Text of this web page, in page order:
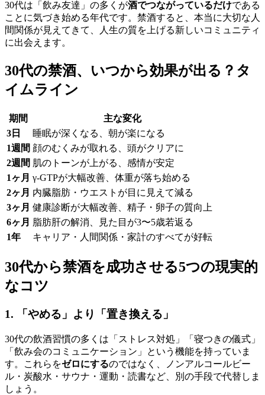
30代は「飲み友達」の多くが酒でつながっているだけである
ことに気づき始める年代です。禁酒すると、本当に大切な人
間関係が見えてきて、人生の質を上げる新しいコミュニティ
に出会えます。
30代の禁酒、いつから効果が出る？タ
イムライン
期間
主な変化
3日
睡眠が深くなる、朝が楽になる
1週間 顔のむくみが取れる、頭がクリアに
2週間 肌のトーンが上がる、感情が安定
1ヶ月 γ-GTPが大幅改善、体重が落ち始める
2ヶ月 内臓脂肪・ウエストが目に見えて減る
3ヶ月 健康診断が大幅改善、精子・卵子の質向上
6ヶ月
脂肪肝の解消、見た目が3〜5歳若返る
1年
キャリア・人間関係・家計のすべてが好転
30代から禁酒を成功させる5つの現実的
なコツ
1. 「やめる」より「置き換える」
30代の飲酒習慣の多くは「ストレス対処」「寝つきの儀式」
「飲み会のコミュニケーション」という機能を持っていま
す。これらをゼロにするのではなく、ノンアルコールビー
ル・炭酸水・サウナ・運動・読書など、別の手段で代替しま
しょう。